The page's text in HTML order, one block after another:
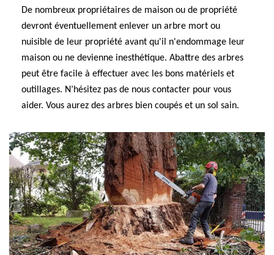
De nombreux propriétaires de maison ou de propriété
devront éventuellement enlever un arbre mort ou
nuisible de leur propriété avant qu'il n'endommage leur
maison ou ne devienne inesthétique. Abattre des arbres
peut être facile à effectuer avec les bons matériels et
outillages. N’hésitez pas de nous contacter pour vous
aider. Vous aurez des arbres bien coupés et un sol sain.